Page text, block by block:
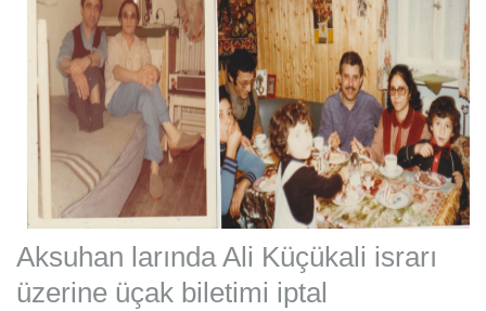
Aksuhan larında Ali Küçükali israrı
üzerine üçak biletimi iptal